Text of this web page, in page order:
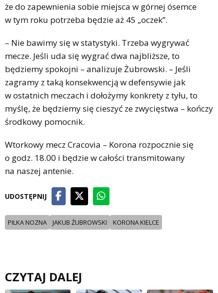
że do zapewnienia sobie miejsca w górnej ósemce
w tym roku potrzeba będzie aż 45 „oczek”.
– Nie bawimy się w statystyki. Trzeba wygrywać
mecze. Jeśli uda się wygrać dwa najbliższe, to
będziemy spokojni – analizuje Żubrowski. – Jeśli
zagramy z taką konsekwencją w defensywie jak
w ostatnich meczach i dołożymy konkrety z tyłu, to
myślę, że będziemy się cieszyć ze zwycięstwa – kończy
środkowy pomocnik.
Wtorkowy mecz Cracovia – Korona rozpocznie się
o godz. 18.00 i będzie w całości transmitowany
na naszej antenie.
UDOSTĘPNIJ
PILKA NOZNA JAKUB ŻUBROWSKI KORONA KIELCE
CZYTAJ DALEJ